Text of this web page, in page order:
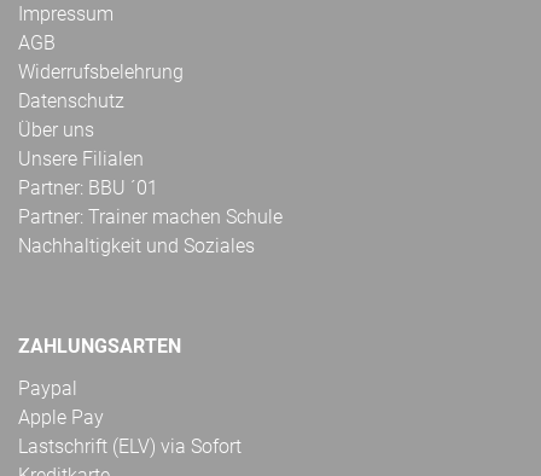
Impressum
AGB
Widerrufsbelehrung
Datenschutz
Über uns
Unsere Filialen
Partner: BBU ´01
Partner: Trainer machen Schule
Nachhaltigkeit und Soziales
ZAHLUNGSARTEN
Paypal
Apple Pay
Lastschrift (ELV) via Sofort